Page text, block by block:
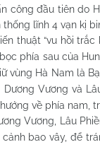
công đầu tiên do
lĩnh 4 vạn kị
thuật “vu hồi trắc
phía sau của
vùng Hà Nam là
Vương và
về phía nam,
Vương, Lâu
bao vây, để